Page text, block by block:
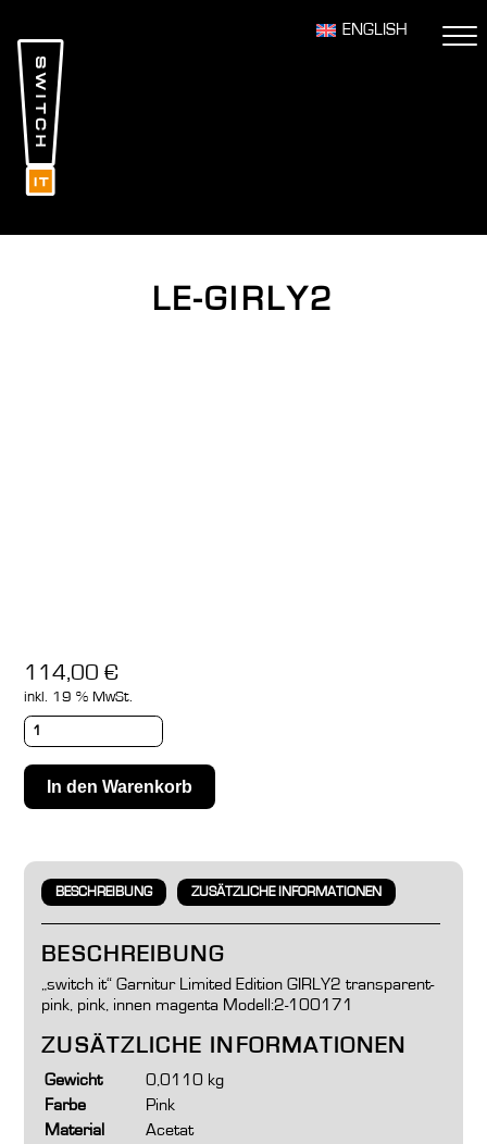
ENGLISH
LE-GIRLY2
114,00€
inkl. 19 % MwSt.
In den Warenkorb
BESCHREIBUNG ZUSÄTZLICHE INFORMATIONEN
BESCHREIBUNG
„switch it“ Garnitur Limited Edition GIRLY2 transparent-
pink, pink, innen magenta Modell:2-100171
ZUSÄTZLICHE INFORMATIONEN
Gewicht
0,0110 kg
Farbe
Pink
Material
Acetat